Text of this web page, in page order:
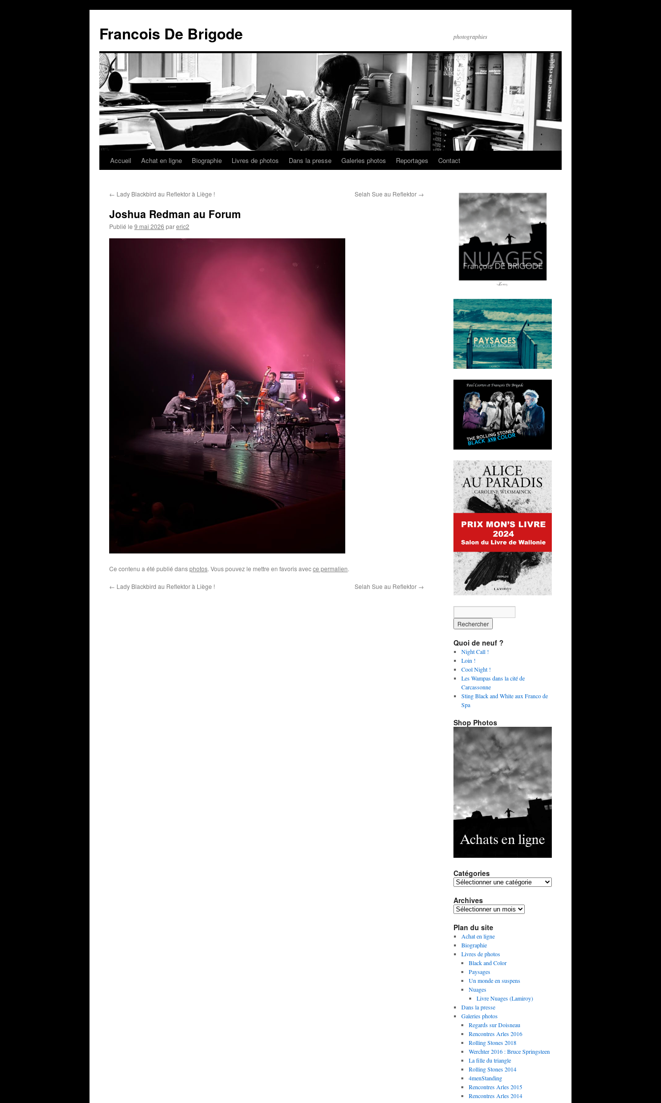
Francois De Brigode photographies
Accueil Achat en ligne Biographie Livres de photos Dans la presse Galeries photos Reportages Contact
← Lady Blackbird au Reflektor à Liège ! Selah Sue au Reflektor →
Joshua Redman au Forum
Publié le 9 mai 2026 pareric2
Ce contenu a été publié dansphotos. Vous pouvez le mettre en favoris avecce permalien.
← Lady Blackbird au Reflektor à Liège ! Selah Sue au Reflektor →
Quoi de neuf ?
Night Call !
Loin !
Cool Night !
Les Wampas dans la cité de
Carcassonne
Sting Black and White aux Franco de
Spa
Shop Photos
Catégories
Archives
Plan du site
Achat en ligne
Biographie
Livres de photos
Black and Color
Paysages
Un monde en suspens
Nuages
Livre Nuages (Lamiroy)
Dans la presse
Galeries photos
Regards sur Doisneau
Rencontres Arles 2016
Rolling Stones 2018
Werchter 2016 : Bruce Springsteen
La fille du triangle
Rolling Stones 2014
4menStanding
Rencontres Arles 2015
Rencontres Arles 2014